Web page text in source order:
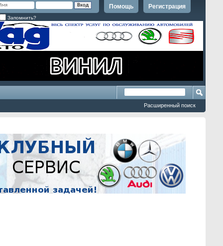
Регистрация
Помощь
Запомнить?
Расширенный поиск